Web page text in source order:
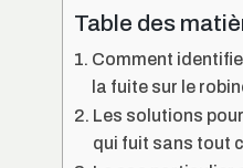
Table des
Comment
la fuite sur le
Les solutions
qui fuit sans tout